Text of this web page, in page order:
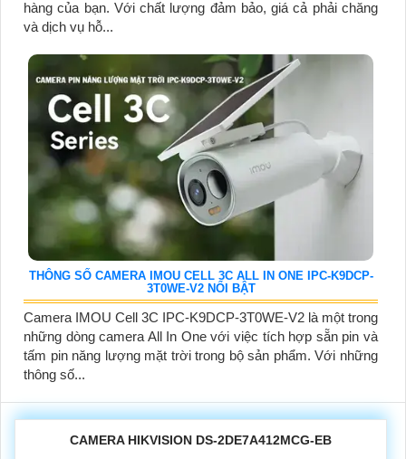
hàng của bạn. Với chất lượng đảm bảo, giá cả phải chăng
và dịch vụ hỗ...
THÔNG SỐ CAMERA IMOU CELL 3C ALL IN ONE IPC-K9DCP-
3T0WE-V2 NỔI BẬT
Camera IMOU Cell 3C IPC-K9DCP-3T0WE-V2 là một trong
những dòng camera All In One với việc tích hợp sẵn pin và
tấm pin năng lượng mặt trời trong bộ sản phẩm. Với những
thông số...
CAMERA HIKVISION DS-2DE7A412MCG-EB